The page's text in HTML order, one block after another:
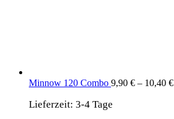
Minnow 120 Combo 9,90 € – 10,40 €
Lieferzeit: 3-4 Tage